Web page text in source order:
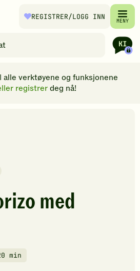
REGISTRER/LOGG INN MENY
alle verktøyene og funksjonene
registrerdeg nå!
med
min